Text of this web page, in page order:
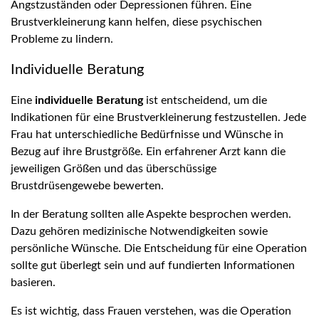
Angstzuständen oder Depressionen führen. Eine
Brustverkleinerung kann helfen, diese psychischen
Probleme zu lindern.
Individuelle Beratung
Eine individuelle Beratungist entscheidend, um die
Indikationen für eine Brustverkleinerung festzustellen. Jede
Frau hat unterschiedliche Bedürfnisse und Wünsche in
Bezug auf ihre Brustgröße. Ein erfahrener Arzt kann die
jeweiligen Größen und das überschüssige
Brustdrüsengewebe bewerten.
In der Beratung sollten alle Aspekte besprochen werden.
Dazu gehören medizinische Notwendigkeiten sowie
persönliche Wünsche. Die Entscheidung für eine Operation
sollte gut überlegt sein und auf fundierten Informationen
basieren.
Es ist wichtig, dass Frauen verstehen, was die Operation